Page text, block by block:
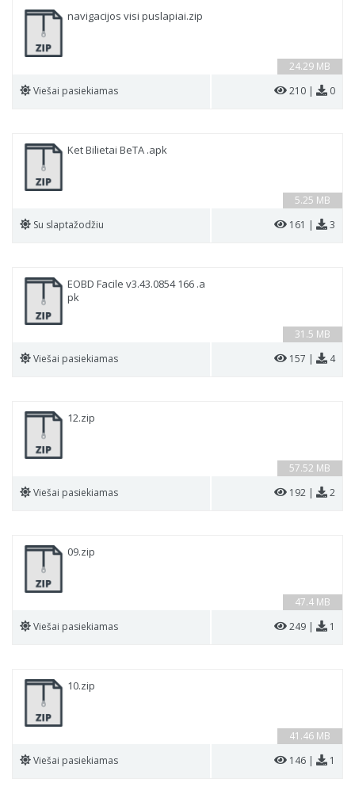
24.29 MB
navigacijos visi puslapiai.zip
Viešai pasiekiamas 210 | 0
5.25 MB
Ket Bilietai BeTA .apk
Su slaptažodžiu 161 | 3
31.5 MB
EOBD Facile v3.43.0854 166 .a
pk
Viešai pasiekiamas 157 | 4
57.52 MB
12.zip
Viešai pasiekiamas 192 | 2
47.4 MB
09.zip
Viešai pasiekiamas 249 | 1
41.46 MB
10.zip
Viešai pasiekiamas 146 | 1